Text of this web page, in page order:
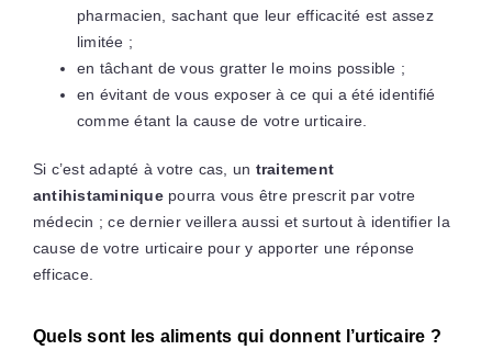
pharmacien, sachant que leur efficacité est assez
limitée ;
en tâchant de vous gratter le moins possible ;
en évitant de vous exposer à ce qui a été identifié
comme étant la cause de votre urticaire.
Si c’est adapté à votre cas, un traitement
antihistaminiquepourra vous être prescrit par votre
médecin ; ce dernier veillera aussi et surtout à identifier la
cause de votre urticaire pour y apporter une réponse
efficace.
Quels sont les aliments qui donnent l’urticaire ?